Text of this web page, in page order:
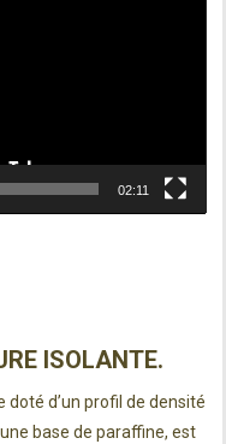
02:11
ISOLANTE.
d’un profil de densité
base de paraffine, est